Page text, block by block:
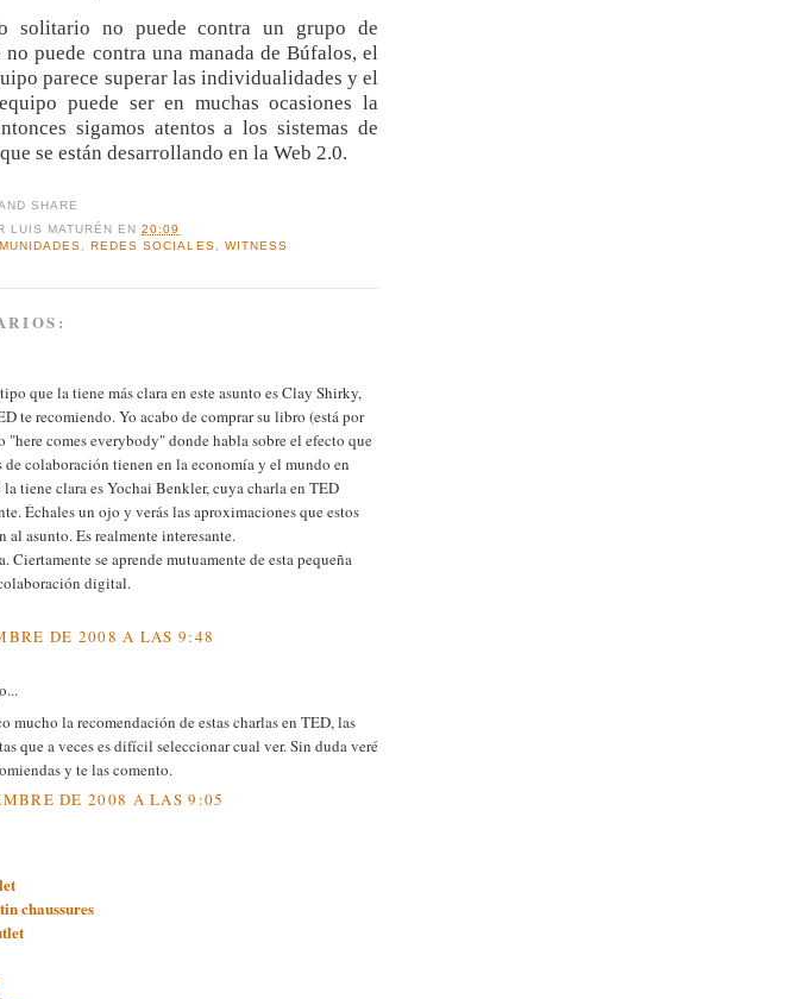
solitario no puede contra un grupo de
no puede contra una manada de Búfalos, el
parece superar las individualidades y el
puede ser en muchas ocasiones la
sigamos atentos a los sistemas de
se están desarrollando en la Web 2.0.
LUIS MATURÉN EN20:09
, REDES SOCIALES, WITNESS
que la tiene más clara en este asunto es Clay Shirky,
te recomiendo. Yo acabo de comprar su libro (está por
comes everybody" donde habla sobre el efecto que
de colaboración tienen en la economía y el mundo en
la tiene clara es Yochai Benkler, cuya charla en TED
Échales un ojo y verás las aproximaciones que estos
al asunto. Es realmente interesante.
Ciertamente se aprende mutuamente de esta pequeña
digital.
DE 2008 A LAS 9:48
mucho la recomendación de estas charlas en TED, las
que a veces es difícil seleccionar cual ver. Sin duda veré
y te las comento.
DE 2008 A LAS 9:05
chaussures